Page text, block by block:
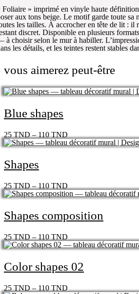
Foliaire » imprimé en vinyle haute
aux tons beige. Le motif garde toute sa
les tailles. À accrocher en tête de lit : il
discret. Disponible en plusieurs
à choisir selon le mur à habiller.
les détails, et les teintes restent stables
vous aimerez peut-être
Blue shapes
25TND–110TND
Shapes
25TND–110TND
Shapes composition
25TND–110TND
Color shapes 02
25TND–110TND